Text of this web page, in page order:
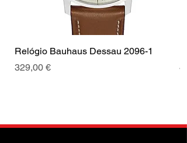
Relógio Bauhaus Dessau 2096-1
Preis
329,00 €